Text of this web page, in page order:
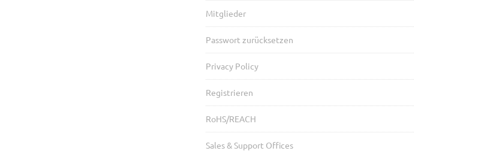
Mitglieder
Passwort zurücksetzen
Privacy Policy
Registrieren
RoHS/REACH
Sales & Support Offices